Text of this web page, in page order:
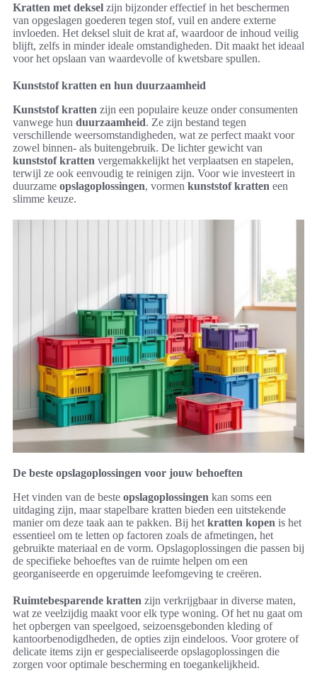
Kratten met deksel zijn bijzonder effectief in het beschermen
van opgeslagen goederen tegen stof, vuil en andere externe
invloeden. Het deksel sluit de krat af, waardoor de inhoud veilig
blijft, zelfs in minder ideale omstandigheden. Dit maakt het ideaal
voor het opslaan van waardevolle of kwetsbare spullen.
Kunststof kratten en hun duurzaamheid
Kunststof kratten zijn een populaire keuze onder consumenten
vanwege hun duurzaamheid. Ze zijn bestand tegen
verschillende weersomstandigheden, wat ze perfect maakt voor
zowel binnen- als buitengebruik. De lichter gewicht van
kunststof kratten vergemakkelijkt het verplaatsen en stapelen,
terwijl ze ook eenvoudig te reinigen zijn. Voor wie investeert in
duurzame opslagoplossingen, vormen kunststof kratten een
slimme keuze.
De beste opslagoplossingen voor jouw behoeften
Het vinden van de beste opslagoplossingen kan soms een
uitdaging zijn, maar stapelbare kratten bieden een uitstekende
manier om deze taak aan te pakken. Bij het kratten kopen is het
essentieel om te letten op factoren zoals de afmetingen, het
gebruikte materiaal en de vorm. Opslagoplossingen die passen bij
de specifieke behoeftes van de ruimte helpen om een
georganiseerde en opgeruimde leefomgeving te creëren.
Ruimtebesparende kratten zijn verkrijgbaar in diverse maten,
wat ze veelzijdig maakt voor elk type woning. Of het nu gaat om
het opbergen van speelgoed, seizoensgebonden kleding of
kantoorbenodigdheden, de opties zijn eindeloos. Voor grotere of
delicate items zijn er gespecialiseerde opslagoplossingen die
zorgen voor optimale bescherming en toegankelijkheid.